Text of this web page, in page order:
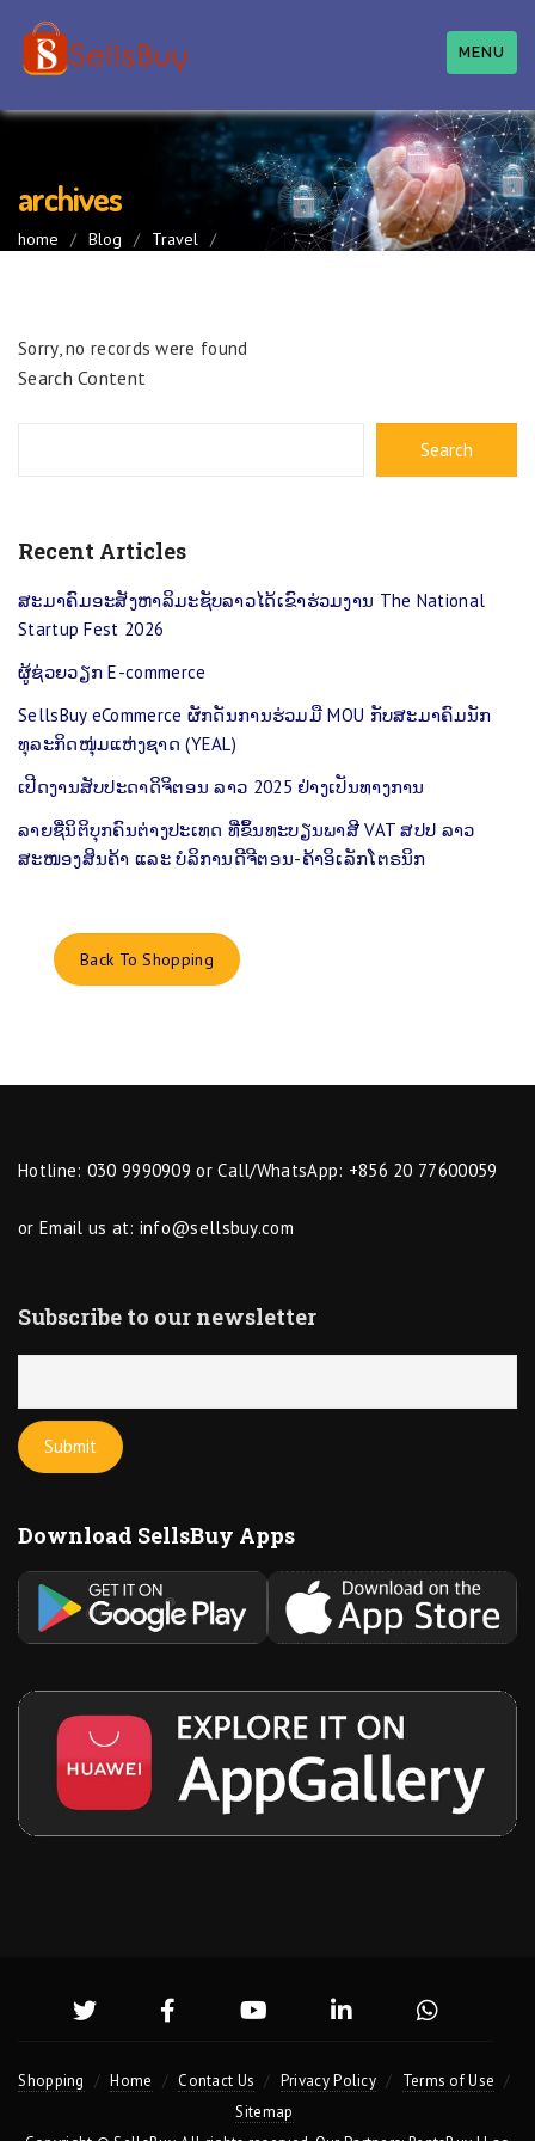
MENU
archives
home / Blog / Travel /
Sorry, no records were found
Search Content
Search
Recent Articles
ສະມາຄົມອະສັງຫາລິມະຊັບລາວໄດ້ເຂົາຮ່ວມງານ The National
Startup Fest 2026
ຜູ້​ຊ່ວຍວຽກ E-commerce
SellsBuy eCommerce ຜັກດັນການຮ່ວມມື MOU ກັບສະມາຄົມນັກ
ທຸລະກິດໜຸ່ມແຫ່ງຊາດ (YEAL)
ເປີດງານສັບປະດາດິຈິຕອນ ລາວ 2025 ຢ່າງເປັນທາງການ
ລາຍຊື່ນິຕິບຸກຄົນຕ່າງປະເທດ ທີ່ຂຶ້ນທະບຽນພາສີ VAT ສປປ ລາວ
ສະໜອງສິນຄ້າ ແລະ ບໍລິການດີຈີຕອນ-ຄ້າອິເລັກໂຕຣນິກ
Back To Shopping
Hotline: 030 9990909 or Call/WhatsApp: +856 20 77600059
or Email us at: info@sellsbuy.com
Subscribe to our newsletter
Download SellsBuy Apps
Shopping Home Contact Us Privacy Policy
Terms of Use
Sitemap